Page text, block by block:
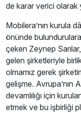
de karar verici olarak
Mobilera’nın kurula
önünde
çeken Zeynep
gelen şirketleriyle
olmamız gerek
gelişme. Avrupa’nın
devamlılığı için
etmek ve bu işbirliği